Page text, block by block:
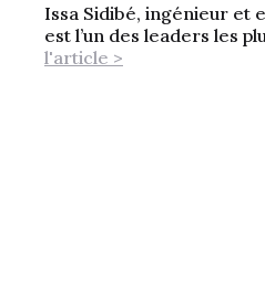
Issa Sidibé, ingénieur et
est l’un des leaders les
l'article >